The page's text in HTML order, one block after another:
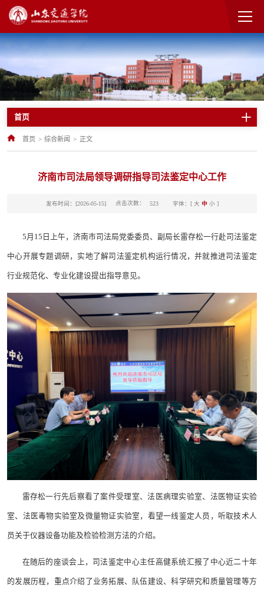
首页
首页 > 综合新闻 > 正文
济南市司法局领导调研指导司法鉴定中心工作
发布时间：[2026-05-15] 点击次数： 523 字体：[ 大 中 小]
5月15日上午，济南市司法局党委委员、副局长雷存松一行赴司法鉴定
中心开展专题调研，实地了解司法鉴定机构运行情况，并就推进司法鉴定
行业规范化、专业化建设提出指导意见。
雷存松一行先后察看了案件受理室、法医病理实验室、法医物证实验
室、法医毒物实验室及微量物证实验室，看望一线鉴定人员，听取技术人
员关于仪器设备功能及检验检测方法的介绍。
在随后的座谈会上，司法鉴定中心主任高健系统汇报了中心近二十年
的发展历程，重点介绍了业务拓展、队伍建设、科学研究和质量管理等方